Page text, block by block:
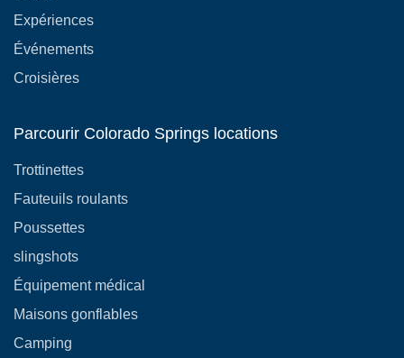
Expériences
Événements
Croisières
Parcourir Colorado Springs locations
Trottinettes
Fauteuils roulants
Poussettes
slingshots
Équipement médical
Maisons gonflables
Camping